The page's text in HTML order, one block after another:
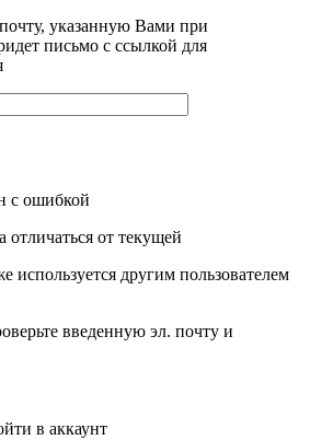
указанную Вами при
письмо с ссылкой для
с ошибкой
от текущей
используется другим пользователем
введенную эл. почту и
в аккаунт